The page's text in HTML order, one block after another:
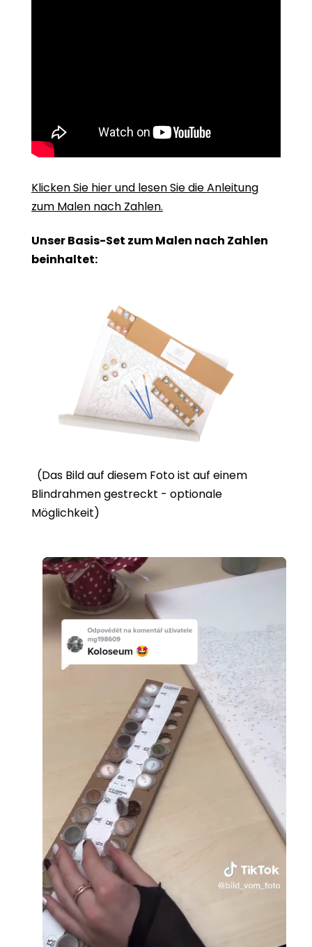
Klicken Sie hier und lesen Sie die Anleitung
zum Malen nach Zahlen.
Unser Basis-Set zum Malen nach Zahlen
beinhaltet:
(Das Bild auf diesem Foto ist auf einem
Blindrahmen gestreckt - optionale
Möglichkeit)